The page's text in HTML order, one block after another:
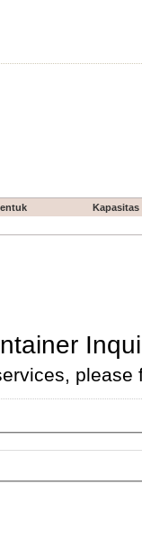
Kapasitas